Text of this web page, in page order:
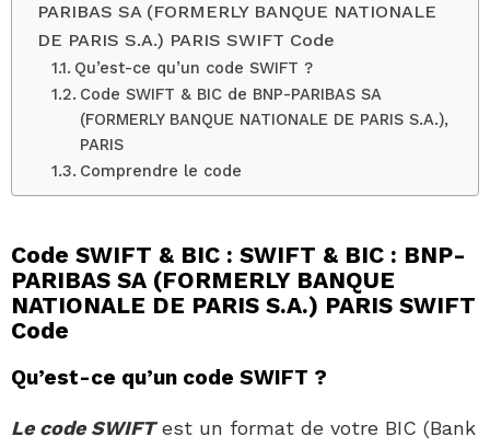
PARIBAS SA (FORMERLY BANQUE NATIONALE
DE PARIS S.A.) PARIS SWIFT Code
Qu’est-ce qu’un code SWIFT ?
Code SWIFT & BIC de BNP-PARIBAS SA
(FORMERLY BANQUE NATIONALE DE PARIS S.A.),
PARIS
Comprendre le code
Code SWIFT & BIC : SWIFT & BIC : BNP-
PARIBAS SA (FORMERLY BANQUE
NATIONALE DE PARIS S.A.) PARIS SWIFT
Code
Qu’est-ce qu’un code SWIFT ?
Le code SWIFTest un format de votre BIC (Bank